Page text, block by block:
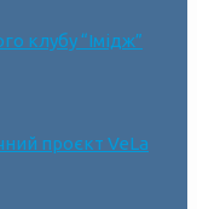
клубу “Імідж”
проєкт VeLa